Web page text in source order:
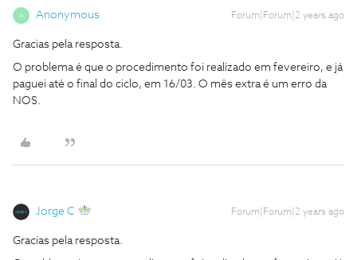
A Anonymous Forum|Forum|2 years ago
Gracias pela resposta.
O problema é que o procedimento foi realizado em fevereiro, e já
paguei até o final do ciclo, em 16/03. O mês extra é um erro da
NOS.
Jorge C Forum|Forum|2 years ago
Gracias pela resposta.